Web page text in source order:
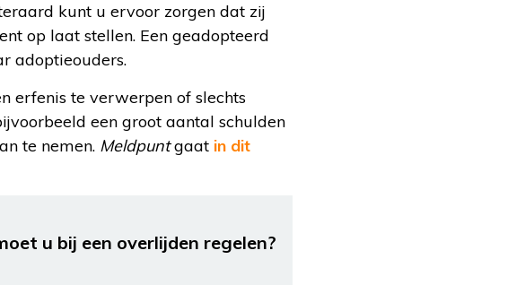
kunt u ervoor zorgen dat zij
op laat stellen. Een geadopteerd
adoptieouders.
erfenis te verwerpen of slechts
een groot aantal schulden
te nemen. Meldpuntgaat in dit
u bij een overlijden regelen?